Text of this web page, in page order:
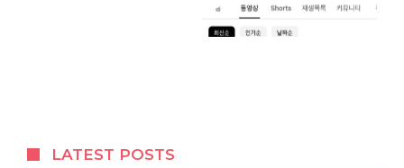
LATEST POSTS